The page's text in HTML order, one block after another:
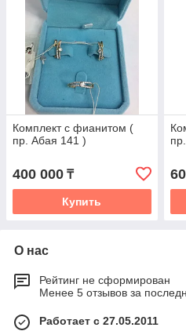
Комплект с фианитом (
пр. Абая 141 )
400 000 ₸
Купить
О нас
Рейтинг не сформирован
Менее 5 отзывов за
Работает с 27.05.2011